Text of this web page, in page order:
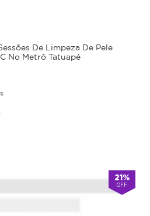
De Limpeza De Pele
No Metrô Tatuapé
21%
OFF